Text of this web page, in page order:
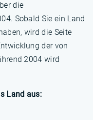
die
Sobald Sie ein Land
wird die Seite
der von
2004 wird
Land aus: